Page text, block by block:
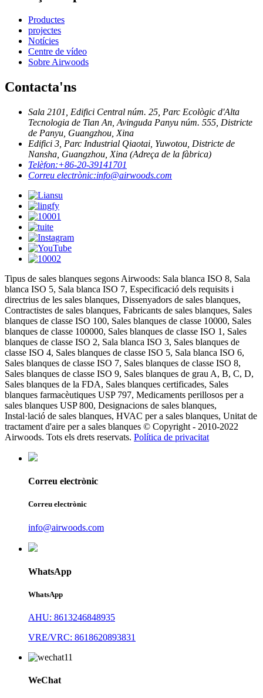
Productes
projectes
Notícies
Centre de vídeo
Sobre Airwoods
Contacta'ns
Sala 2101, Edifici Central núm. 25, Parc Ecològic d'Alta
Tecnologia de Tian An, Avinguda Panyu núm. 555, Districte
de Panyu, Guangzhou, Xina
Edifici 3, Parc Industrial Qiaotai, Yuwotou, Districte de
Nansha, Guangzhou, Xina (Adreça de la fàbrica)
Telèfon:+86-20-39141701
Correu electrònic:info@airwoods.com
Tipus de sales blanques segons Airwoods: Sala blanca ISO 8, Sala
blanca ISO 5, Sala blanca ISO 7, Especificació dels requisits i
directrius de les sales blanques, Dissenyadors de sales blanques,
Contractistes de sales blanques, Fabricants de sales blanques, Sales
blanques de classe ISO 100, Sales blanques de classe 10000, Sales
blanques de classe 100000, Sales blanques de classe ISO 1, Sales
blanques de classe ISO 2, Sala blanca ISO 3, Sales blanques de
classe ISO 4, Sales blanques de classe ISO 5, Sala blanca ISO 6,
Sales blanques de classe ISO 7, Sales blanques de classe ISO 8,
Sales blanques de classe ISO 9, Sales blanques de grau A, B, C, D,
Sales blanques de la FDA, Sales blanques certificades, Sales
blanques farmacèutiques USP 797, Medicaments perillosos per a
sales blanques USP 800, Designacions de sales blanques,
Instal·lació de sales blanques, HVAC per a sales blanques, Unitat de
tractament d'aire per a sales blanques © Copyright - 2010-2022
Airwoods. Tots els drets reservats. Política de privacitat
Correu electrònic
Correu electrònic
info@airwoods.com
WhatsApp
WhatsApp
AHU: 8613246848935
VRE/VRC: 8618620893831
WeChat